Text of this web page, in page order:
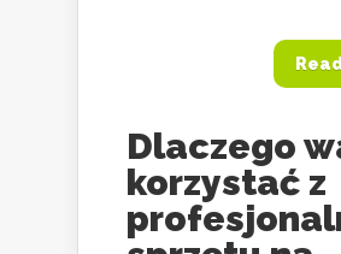
Dlaczego
korzystać z